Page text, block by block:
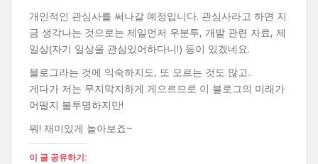
개인적인 관심사를 써나갈 예정입니다. 관심사라고 하면 지
금 생각나는 것으로는 제일먼저 우분투, 개발 관련 자료, 제
일상(자기 일상을 관심있어하다니!) 등이 있겠네요.
블로그라는 것에 익숙하지도, 또 모르는 것도 많고..
게다가 저는 무지막지하게 게으르므로 이 블로그의 미래가
어떨지 불투명하지만!
뭐! 재미있게 놀아보죠~
이 글 공유하기: